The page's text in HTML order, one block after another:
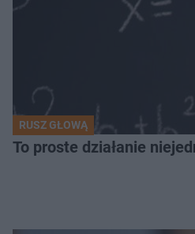
RUSZ GŁOWĄ
To proste działanie